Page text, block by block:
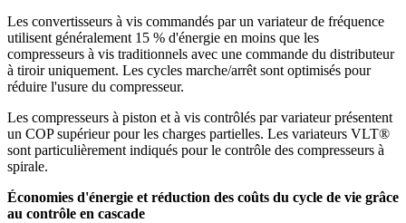
Les convertisseurs à vis commandés par un variateur de fréquence
utilisent généralement 15 % d'énergie en moins que les
compresseurs à vis traditionnels avec une commande du distributeur
à tiroir uniquement. Les cycles marche/arrêt sont optimisés pour
réduire l'usure du compresseur.
Les compresseurs à piston et à vis contrôlés par variateur présentent
un COP supérieur pour les charges partielles. Les variateurs VLT®
sont particulièrement indiqués pour le contrôle des compresseurs à
spirale.
Économies d'énergie et réduction des coûts du cycle de vie grâce
au contrôle en cascade